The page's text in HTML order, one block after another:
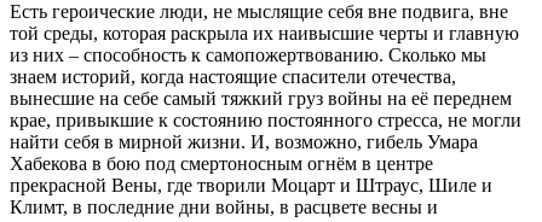
Есть героические люди, не мыслящие себя вне подвига, вне
той среды, которая раскрыла их наивысшие черты и главную
из них – способность к самопожертвованию. Сколько мы
знаем историй, когда настоящие спасители отечества,
вынесшие на себе самый тяжкий груз войны на её переднем
крае, привыкшие к состоянию постоянного стресса, не могли
найти себя в мирной жизни. И, возможно, гибель Умара
Хабекова в бою под смертоносным огнём в центре
прекрасной Вены, где творили Моцарт и Штраус, Шиле и
Климт, в последние дни войны, в расцвете весны и